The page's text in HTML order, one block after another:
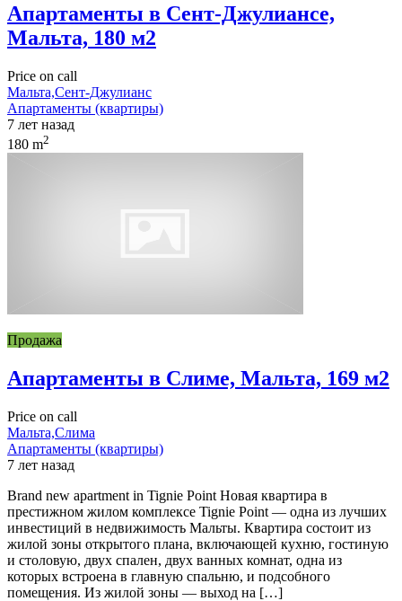
Апартаменты в Сент-Джулиансе,
Мальта, 180 м2
Price on call
Мальта,Сент-Джулианс
Апартаменты (квартиры)
7 лет назад
180 m2
Продажа
Апартаменты в Слиме, Мальта, 169 м2
Price on call
Мальта,Слима
Апартаменты (квартиры)
7 лет назад
Brand new apartment in Tignie Point Новая квартира в
престижном жилом комплексе Tignie Point — одна из лучших
инвестиций в недвижимость Мальты. Квартира состоит из
жилой зоны открытого плана, включающей кухню, гостиную
и столовую, двух спален, двух ванных комнат, одна из
которых встроена в главную спальню, и подсобного
помещения. Из жилой зоны — выход на […]